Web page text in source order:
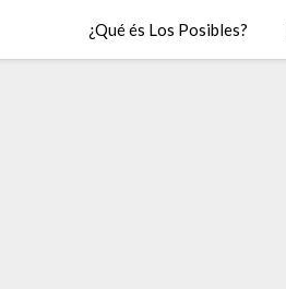
¿Qué és Los Posibles?